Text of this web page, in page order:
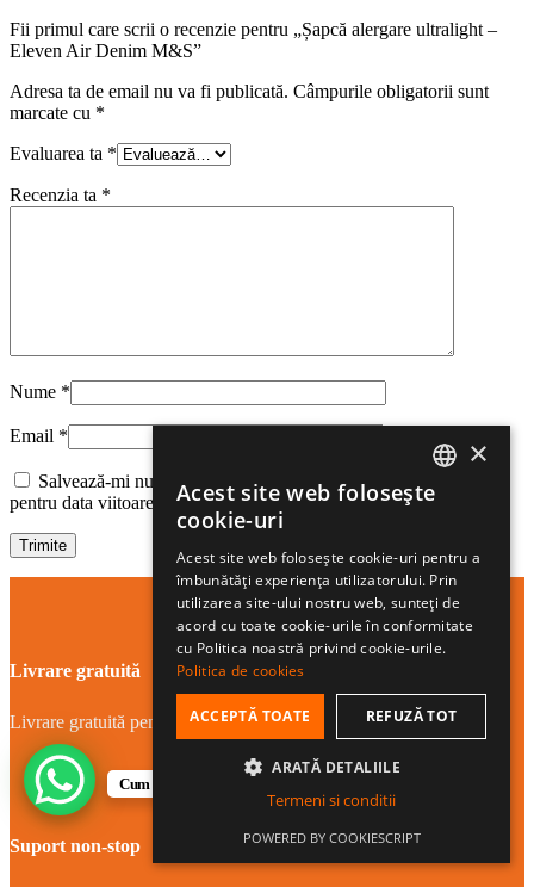
Fii primul care scrii o recenzie pentru „Șapcă alergare ultralight –
Eleven Air Denim M&S”
Adresa ta de email nu va fi publicată. Câmpurile obligatorii sunt
marcate cu *
Evaluarea ta *
Recenzia ta *
Nume *
Email *
Salvează-mi numele, emailul și site-ul web în acest navigator
pentru data viitoare când o să comentez.
Livrare gratuită
Livrare gratuită pentru comenzi peste 250 lei.
Suport non-stop
Cum te putem ajuta?
ROMANIAN
ENGLISH
×
Acest site web folosește
cookie-uri
Acest site web folosește cookie-uri pentru a
îmbunătăți experiența utilizatorului. Prin
utilizarea site-ului nostru web, sunteți de
acord cu toate cookie-urile în conformitate
cu Politica noastră privind cookie-urile.
Politica de cookies
ACCEPTĂ TOATE REFUZĂ TOT
ARATĂ DETALIILE
Termeni si conditii
POWERED BY COOKIESCRIPT